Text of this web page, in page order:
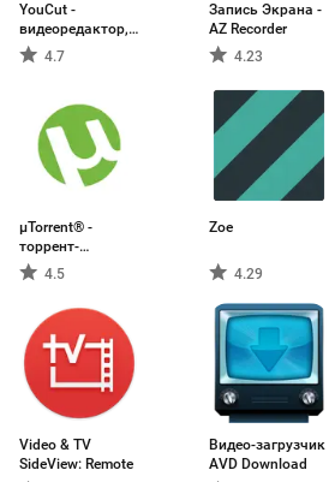
YouCut -
видеоредактор,
монтаж
4.7
Запись Экрана -
AZ Recorder
4.23
µTorrent® -
торрент-
загрузчик
4.5
Zoe
4.29
Video & TV
SideView: Remote
Видео-загрузчик
AVD Download